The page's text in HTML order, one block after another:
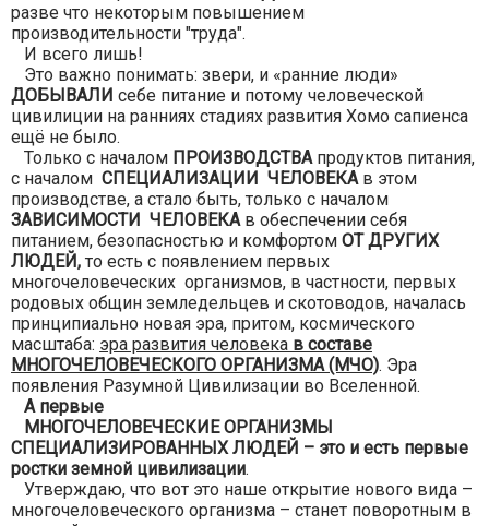
разве что некоторым повышением
производительности "труда".
И всего лишь!
Это важно понимать: звери, и «ранние люди»
ДОБЫВАЛИ себе питание и потому человеческой
цивилиции на ранниях стадиях развития Хомо сапиенса
ещё не было.
Только с началом ПРОИЗВОДСТВАпродуктов питания,
с началом СПЕЦИАЛИЗАЦИИ ЧЕЛОВЕКАв этом
производстве, а стало быть, только с началом
ЗАВИСИМОСТИ ЧЕЛОВЕКАв обеспечении себя
питанием, безопасностью и комфортом ОТ ДРУГИХ
ЛЮДЕЙ, то есть с появлением первых
многочеловеческих организмов, в частности, первых
родовых общин земледельцев и скотоводов, началась
принципиально новая эра, притом, космического
масштаба: эра развития человека в составе
МНОГОЧЕЛОВЕЧЕСКОГО ОРГАНИЗМА (МЧО). Эра
появления Разумной Цивилизации во Вселенной.
А первые
МНОГОЧЕЛОВЕЧЕСКИЕ ОРГАНИЗМЫ
СПЕЦИАЛИЗИРОВАННЫХ ЛЮДЕЙ – это и есть первые
ростки земной цивилизации.
Утверждаю, что вот это наше открытие нового вида –
многочеловеческого организма – станет поворотным в